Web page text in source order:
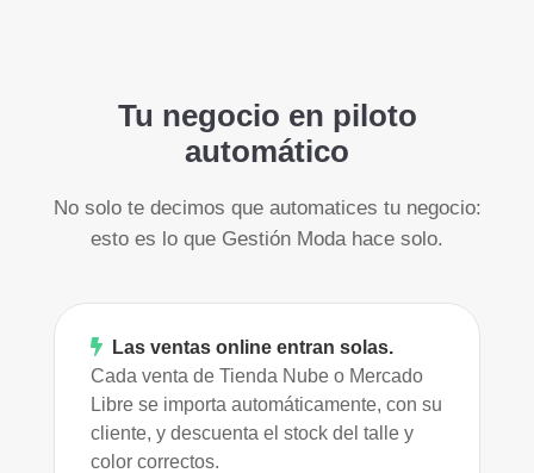
Tu negocio en piloto
automático
No solo te decimos que automatices tu negocio:
esto es lo que Gestión Moda hace solo.
Las ventas online entran solas.
Cada venta de Tienda Nube o Mercado
Libre se importa automáticamente, con su
cliente, y descuenta el stock del talle y
color correctos.